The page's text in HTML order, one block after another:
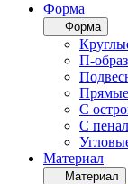
Форма
Форма
П-
Прямые
С
С
Материал
Материал